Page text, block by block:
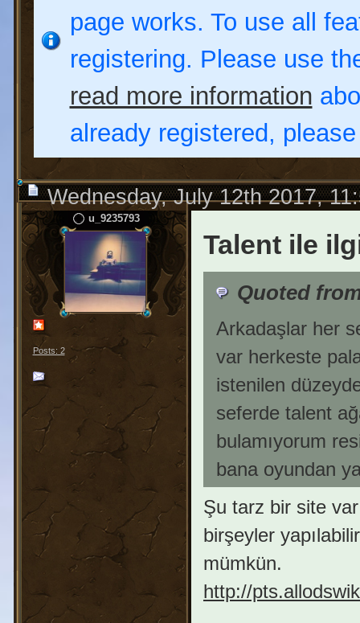
page works. To use all
registering. Please use
read more information
already registered,
Wednesday, July 12th 2017,
u_9235793
Posts: 2
Talent ile
Quoted
Arkadaşlar her
var herkeste
istenilen
seferde talent
bulamıyorum
bana oyundan
Şu tarz bir site var
birşeyler
mümkün.
http://